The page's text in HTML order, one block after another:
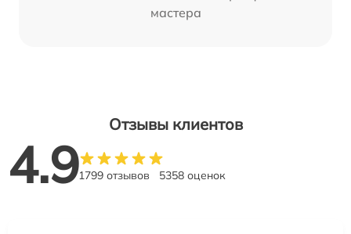
мастера
Отзывы клиентов
4.91799 отзывов 5358 оценок